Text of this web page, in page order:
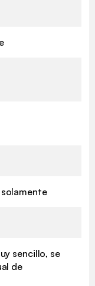
sencillo, se
de